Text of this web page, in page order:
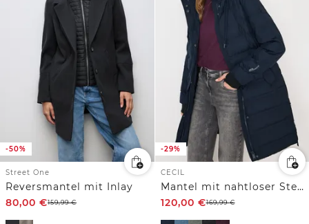
-50%
Street One
Reversmantel mit Inlay
80,00 €159,99€
-29%
CECIL
Mantel mit nahtloser Steppung
120,00 €169,99€